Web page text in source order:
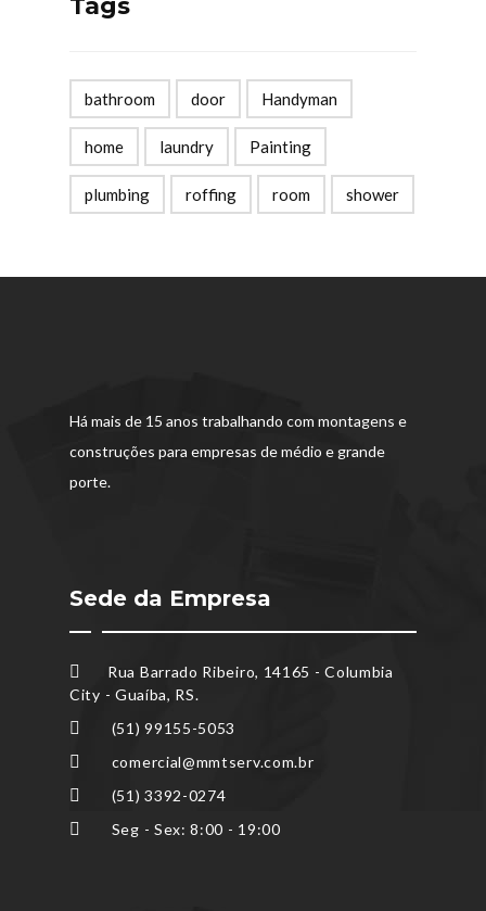
Tags
bathroom door Handyman
home laundry Painting
plumbing roffing room shower
Há mais de 15 anos trabalhando com montagens e
construções para empresas de médio e grande
porte.
Sede da Empresa
Rua Barrado Ribeiro, 14165 - Columbia
City - Guaíba, RS.
(51) 99155-5053
comercial@mmtserv.com.br
(51) 3392-0274
Seg - Sex: 8:00 - 19:00